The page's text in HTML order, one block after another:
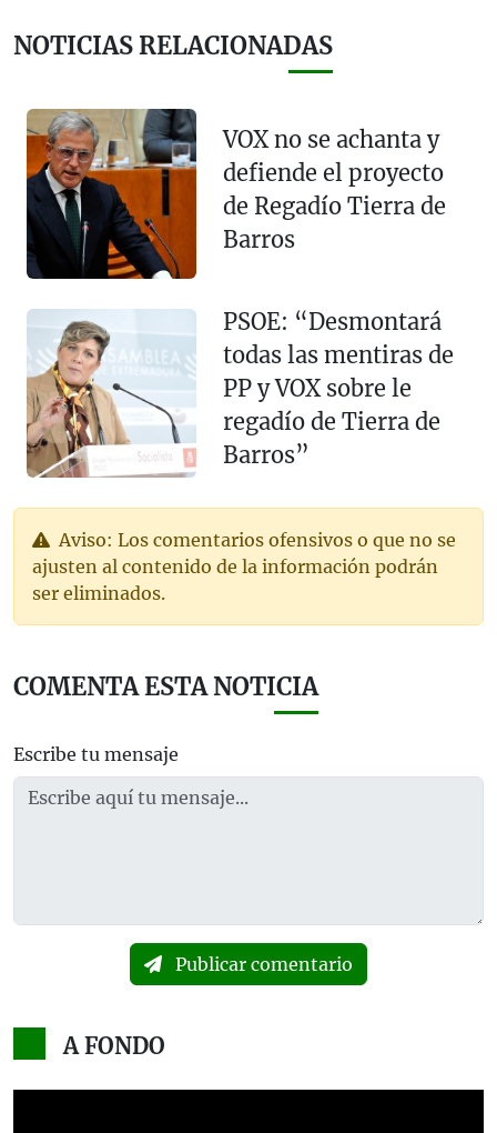
NOTICIAS RELACIONADAS
VOX no se achanta y
defiende el proyecto
de Regadío Tierra de
Barros
PSOE: “Desmontará
todas las mentiras de
PP y VOX sobre le
regadío de Tierra de
Barros”
Aviso: Los comentarios ofensivos o que no se
ajusten al contenido de la información podrán
ser eliminados.
COMENTA ESTA NOTICIA
Escribe tu mensaje
Publicar comentario
A FONDO